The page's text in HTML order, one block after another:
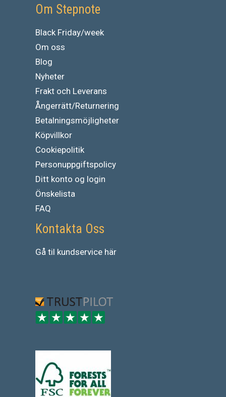
Om Stepnote
Black Friday/week
Om oss
Blog
Nyheter
Frakt och Leverans
Ångerrätt/Returnering
Betalningsmöjligheter
Köpvillkor
Cookiepolitik
Personuppgiftspolicy
Ditt konto og login
Önskelista
FAQ
Kontakta Oss
Gå til kundservice här